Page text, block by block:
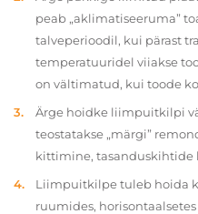
peab „aklimatiseeruma”
talveperioodil, kui pärast
temperatuuridel viiakse
on vältimatud, kui toode
Ärge hoidke liimpuitkilpi
teostatakse „märgi”
kittimine, tasanduskihtide
Liimpuitkilpe tuleb hoida
ruumides,